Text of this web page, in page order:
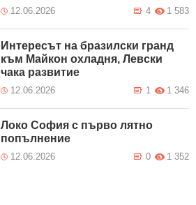
12.06.2026 1 583
4
Интересът на бразилски гранд
към Майкон охладня, Левски
чака развитие
12.06.2026 1 346
1
Локо София с първо лятно
попълнение
12.06.2026 1 352
0